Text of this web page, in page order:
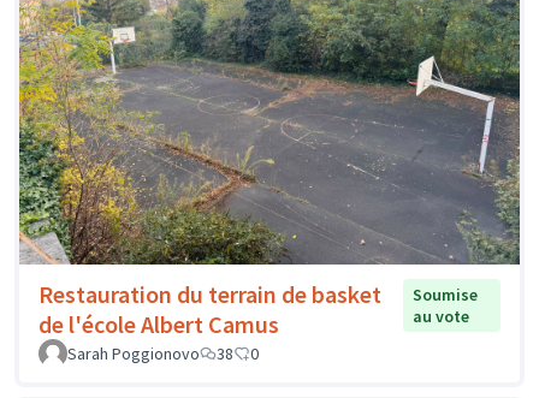
Restauration du terrain de basket
de l'école Albert Camus
Soumise
au vote
Sarah Poggionovo
38 0